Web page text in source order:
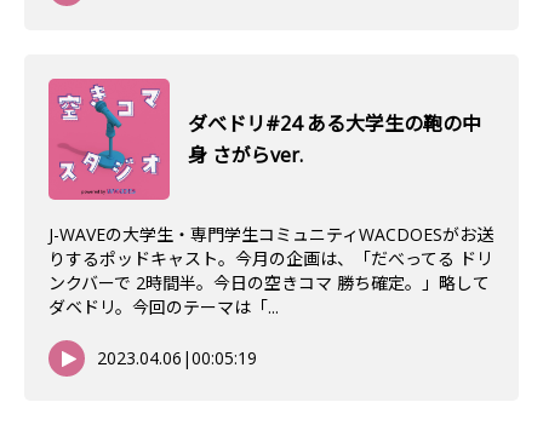
ダべドリ#24 ある大学生の鞄の中
身 さがらver.
J-WAVEの大学生・専門学生コミュニティWACDOESがお送
りするポッドキャスト。今月の企画は、「だべってる ドリ
ンクバーで 2時間半。今日の空きコマ 勝ち確定。」略して
ダベドリ。今回のテーマは「...
2023.04.06 |00:05:19